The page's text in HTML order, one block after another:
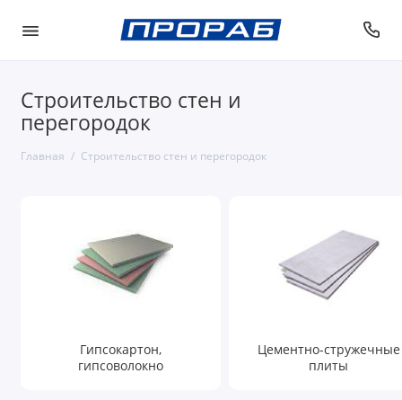
Строительство стен и
перегородок
Главная Строительство стен и перегородок
Гипсокартон,
гипсоволокно
Цементно-стружечные
плиты